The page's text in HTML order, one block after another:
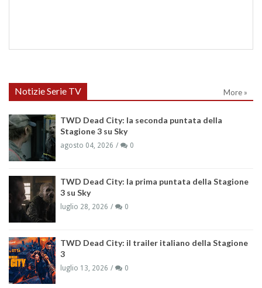
Notizie Serie TV More »
TWD Dead City: la seconda puntata della
Stagione 3 su Sky
agosto 04, 2026 0
TWD Dead City: la prima puntata della Stagione
3 su Sky
luglio 28, 2026 0
TWD Dead City: il trailer italiano della Stagione
3
luglio 13, 2026 0